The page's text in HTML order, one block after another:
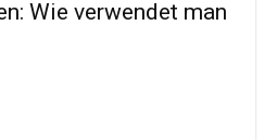
Wie verwendet man